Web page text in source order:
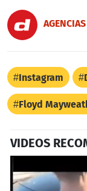
AGENCIAS
Instagram
Floyd
VIDEOS